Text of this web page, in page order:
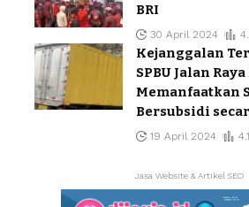
BRI
30 April 2024
Kejanggalan
SPBU Jalan
Memanfaatkan
Bersubsidi
19 April 2024
Jasa Website & Artikel SEO